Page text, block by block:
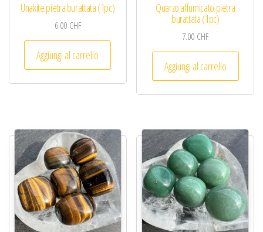
Unakite pietra burattata (1pc)
6.00 CHF
Aggiungi al carrello
Quarzo affumicato pietra
burattata (1pc)
7.00 CHF
Aggiungi al carrello